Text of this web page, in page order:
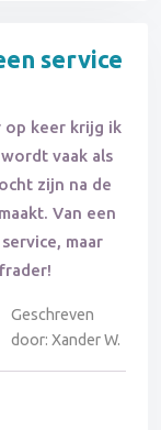
service
op keer krijg ik
vaak als
zijn na de
Van een
maar
Geschreven
door: Xander W.